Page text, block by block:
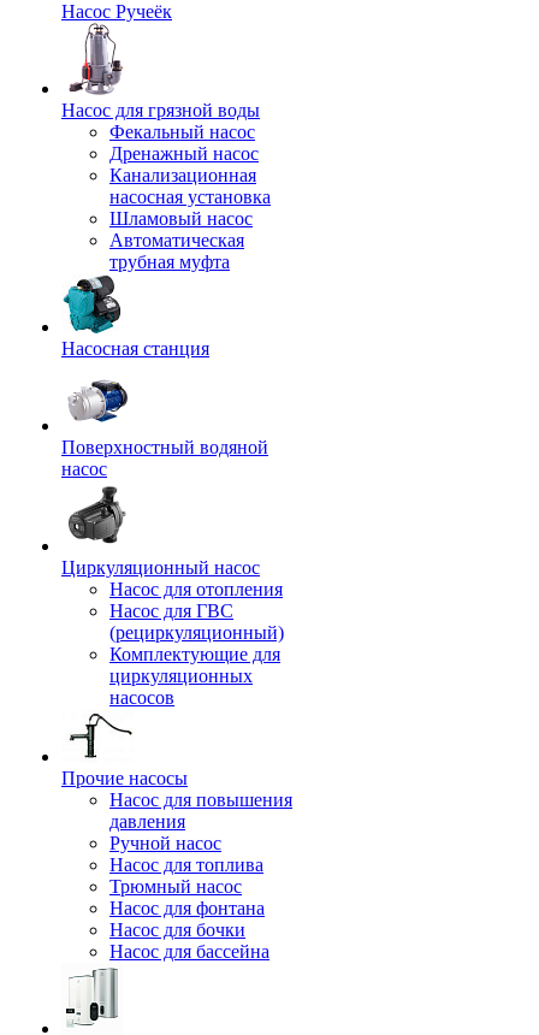
Насос Ручеёк
Насос для грязной воды
Фекальный насос
Дренажный насос
Канализационная
насосная установка
Шламовый насос
Автоматическая
трубная муфта
Насосная станция
Поверхностный водяной
насос
Циркуляционный насос
Насос для отопления
Насос для ГВС
(рециркуляционный)
Комплектующие для
циркуляционных
насосов
Прочие насосы
Насос для повышения
давления
Ручной насос
Насос для топлива
Трюмный насос
Насос для фонтана
Насос для бочки
Насос для бассейна